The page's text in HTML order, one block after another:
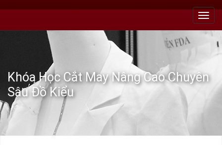
Khóa Học Cắt May Nâng Cao Chuyên
Sâu Đồ Kiểu